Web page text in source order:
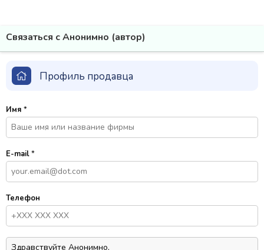
Связаться с Анонимно (автор)
Профиль продавца
Имя *
E-mail*
Телефон